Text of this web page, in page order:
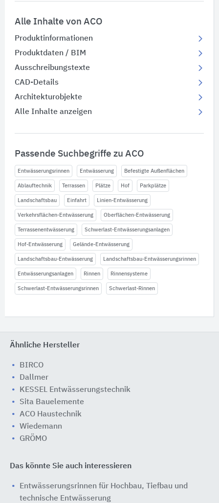
Alle Inhalte von ACO
Produktinformationen
Produktdaten / BIM
Ausschreibungstexte
CAD-Details
Architekturobjekte
Alle Inhalte anzeigen
Passende Suchbegriffe zu ACO
Entwässerungsrinnen Entwässerung Befestigte Außenflächen
Ablauftechnik Terrassen Plätze Hof Parkplätze
Landschaftsbau Einfahrt Linien-Entwässerung
Verkehrsflächen-Entwässerung Oberflächen-Entwässerung
Terrassenentwässerung Schwerlast-Entwässerungsanlagen
Hof-Entwässerung Gelände-Entwässerung
Landschaftsbau-Entwässerung Landschaftsbau-Entwässerungsrinnen
Entwässerungsanlagen Rinnen Rinnensysteme
Schwerlast-Entwässerungsrinnen Schwerlast-Rinnen
Ähnliche Hersteller
BIRCO
Dallmer
KESSEL Entwässerungstechnik
Sita Bauelemente
ACO Haustechnik
Wiedemann
GRÖMO
Das könnte Sie auch interessieren
Entwässerungsrinnen für Hochbau, Tiefbau und
technische Entwässerung